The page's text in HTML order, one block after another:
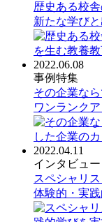
歴史ある校
新たな学び
2022.06.08
事例特集
その企業な
ワンランク
2022.04.11
インタビュー
スペシャリ
体験的・実